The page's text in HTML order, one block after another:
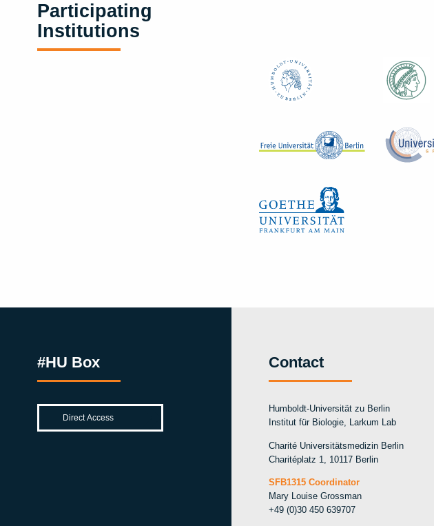
Participating
Institutions
#HU Box Contact
Humboldt-Universität zu Berlin
Institut für Biologie, Larkum Lab
Charité Universitätsmedizin Berlin
Charitéplatz 1, 10117 Berlin
SFB1315 Coordinator
Mary Louise Grossman
+49 (0)30 450 639707